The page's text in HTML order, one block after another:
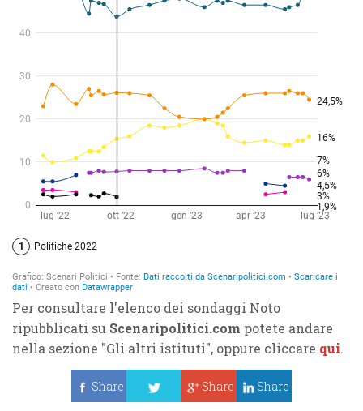
Per consultare l'elenco dei sondaggi Noto
ripubblicati su Scenaripolitici.com potete andare
nella sezione "Gli altri istituti", oppure cliccare qui.
Share
Share Share